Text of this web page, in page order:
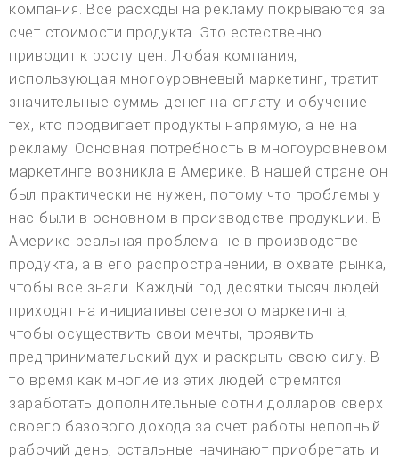
компания. Все расходы на рекламу покрываются за
счет стоимости продукта. Это естественно
приводит к росту цен. Любая компания,
использующая многоуровневый маркетинг, тратит
значительные суммы денег на оплату и обучение
тех, кто продвигает продукты напрямую, а не на
рекламу. Основная потребность в многоуровневом
маркетинге возникла в Америке. В нашей стране он
был практически не нужен, потому что проблемы у
нас были в основном в производстве продукции. В
Америке реальная проблема не в производстве
продукта, а в его распространении, в охвате рынка,
чтобы все знали. Каждый год десятки тысяч людей
приходят на инициативы сетевого маркетинга,
чтобы осуществить свои мечты, проявить
предпринимательский дух и раскрыть свою силу. В
то время как многие из этих людей стремятся
заработать дополнительные сотни долларов сверх
своего базового дохода за счет работы неполный
рабочий день, остальные начинают приобретать и